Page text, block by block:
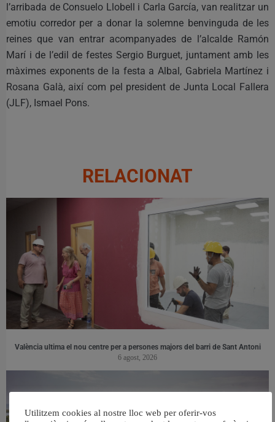
l’arribada de Consuelo Llobell i Carla García, van realitzar un
emotiu corredor per a donar la solemne benvinguda de les
reines que van entrar acompanyades de l’alcalde Ramón
Marí i de l’edil de festes Sergio Burguet, juntament amb les
màximes exponents de la festa a Albal, Gabriela Martínez i
Rosana Galà, així com pel president de Junta Local Fallera
(JLF), Ismael Pons.
RELACIONAT
València ultima el nou centre per a persones majors del barri de Sant Antoni
6 agost, 2026
Utilitzem cookies al nostre lloc web per oferir-vos